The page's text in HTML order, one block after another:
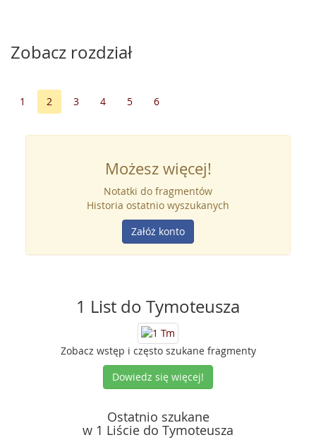
Zobacz rozdział
1 2 3 4 5 6
Możesz więcej!
Notatki do fragmentów
Historia ostatnio wyszukanych
Załóż konto
1 List do Tymoteusza
Zobacz wstęp i często szukane fragmenty
Dowiedz się więcej!
Ostatnio szukane
w 1 Liście do Tymoteusza